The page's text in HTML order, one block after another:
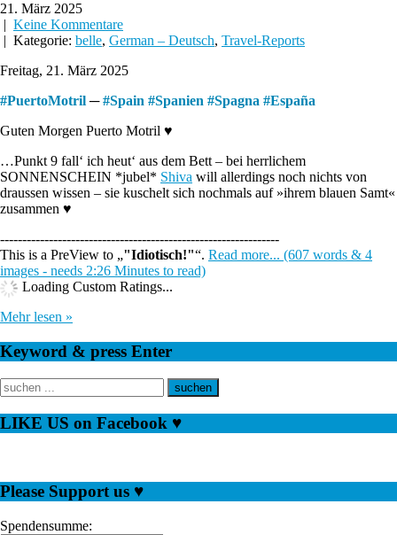
21. März 2025
| Keine Kommentare
| Kategorie: belle, German – Deutsch, Travel-Reports
Freitag, 21. März 2025
#PuertoMotril ─#Spain #Spanien #Spagna #España
Guten Morgen Puerto Motril ♥
…Punkt 9 fall‘ ich heut‘ aus dem Bett – bei herrlichem
SONNENSCHEIN *jubel* Shiva will allerdings noch nichts von
draussen wissen – sie kuschelt sich nochmals auf »ihrem blauen Samt«
zusammen ♥
---------------------------------------------------------------
This is a PreView to
"Idiotisch!" . Read more... (607 words & 4
images - needs 2:26 Minutes to read)
Loading Custom Ratings...
Mehr lesen »
Keyword & press Enter
LIKE US on Facebook ♥
Please Support us ♥
Spendensumme: